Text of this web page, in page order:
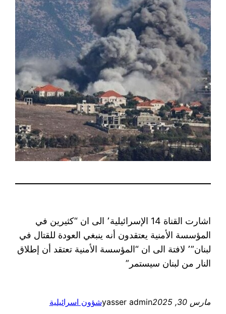
اشارت القناة 14 الإسرائيلية٬ الى ان “كثيرين في
المؤسسة الأمنية يعتقدون أنه ينبغي العودة للقتال في
لبنان”٬ لافتة الى ان “المؤسسة الأمنية تعتقد أن إطلاق
النار من لبنان سيستمر”
مارس 30, 2025 yasser adminشؤون اسرائيلية